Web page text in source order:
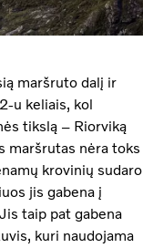
maršruto dalį ir
u keliais, kol
tikslą – Riorviką
maršrutas nėra toks
krovinių sudaro
jis gabena į
taip pat gabena
kuri naudojama